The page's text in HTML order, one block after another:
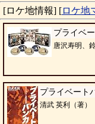
[ロケ地情報] [ロケ地
プライベ
唐沢寿明、
プライベート
清武 英利（著）